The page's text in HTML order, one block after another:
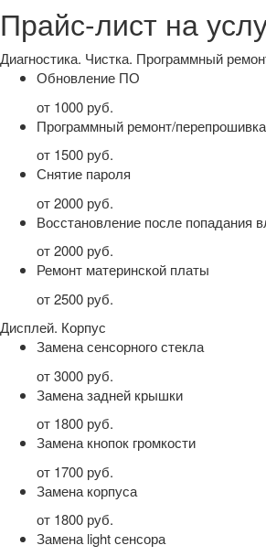
Прайс-лист на
Диагностика. Чистка. Программный
Обновление ПО
от 1000 руб.
Программный ремонт/перепрошивка
от 1500 руб.
Снятие пароля
от 2000 руб.
Восстановление после попадания
от 2000 руб.
Ремонт материнской платы
от 2500 руб.
Дисплей. Корпус
Замена сенсорного стекла
от 3000 руб.
Замена задней крышки
от 1800 руб.
Замена кнопок громкости
от 1700 руб.
Замена корпуса
от 1800 руб.
Замена light сенсора